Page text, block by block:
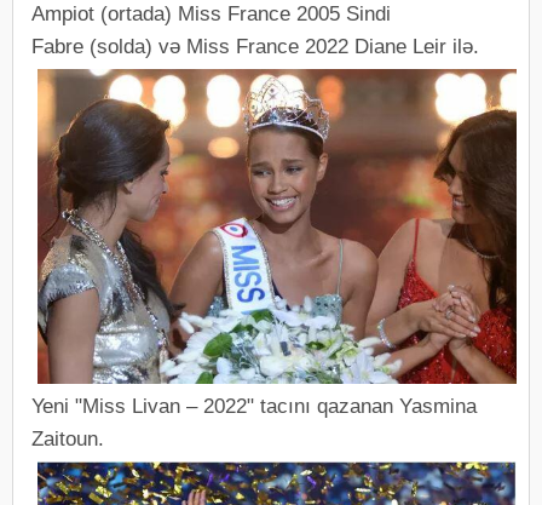
Ampiot (ortada) Miss France 2005 Sindi
Fabre (solda) və Miss France 2022 Diane Leir ilə.
Yeni "Miss Livan – 2022" tacını qazanan Yasmina
Zaitoun.